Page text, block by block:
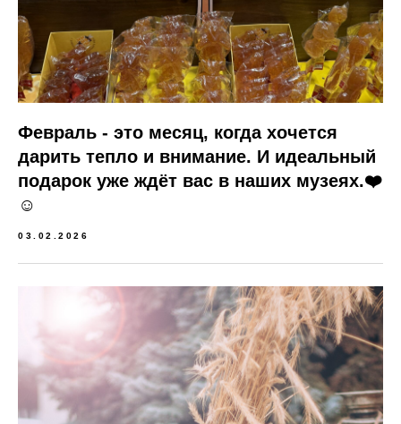
Февраль - это месяц, когда хочется
дарить тепло и внимание. И идеальный
подарок уже ждёт вас в наших музеях.❤️
☺️
03.02.2026